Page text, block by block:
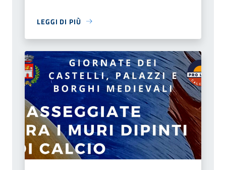
LEGGI DI PIÙ